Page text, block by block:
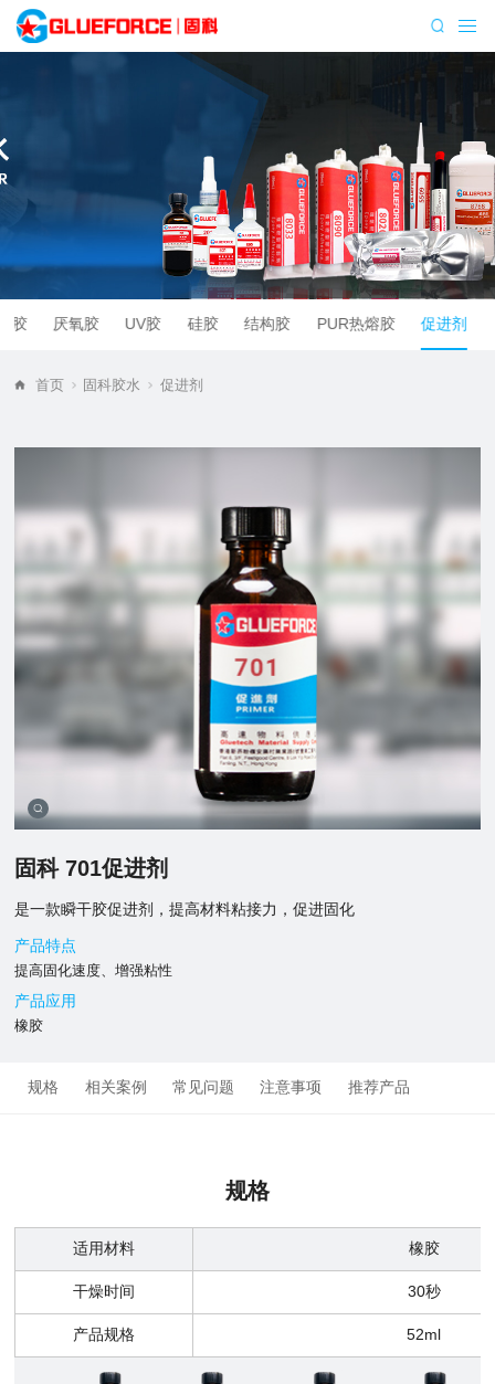
胶 厌氧胶 UV胶 硅胶 结构胶 PUR热熔胶 促进剂
首页 固科胶水 促进剂
固科 701促进剂
是一款瞬干胶促进剂，提高材料粘接力，促进固化
产品特点
提高固化速度、增强粘性
产品应用
橡胶
规格 相关案例 常见问题 注意事项 推荐产品
规格
适用材料 橡胶
干燥时间 30秒
产品规格 52ml